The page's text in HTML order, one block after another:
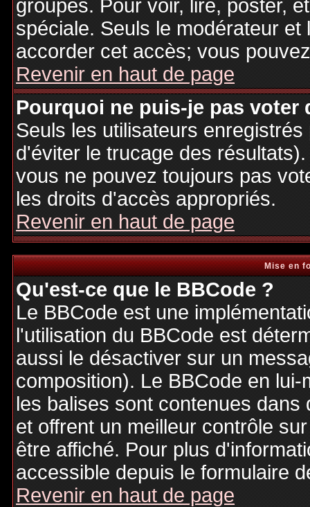
groupes. Pour voir, lire, poster,
spéciale. Seuls le modérateur
accorder cet accès; vous
Revenir en haut de page
Pourquoi ne puis-je pas voter
Seuls les utilisateurs
d'éviter le trucage des
vous ne pouvez toujours pas
les droits d'accès appropriés.
Revenir en haut de page
Mise en
Qu'est-ce que le BBCode ?
Le BBCode est une
l'utilisation du BBCode est
aussi le désactiver sur un
composition). Le BBCode en
les balises sont contenues
et offrent un meilleur contrôle
être affiché. Pour plus
accessible depuis le formulaire
Revenir en haut de page